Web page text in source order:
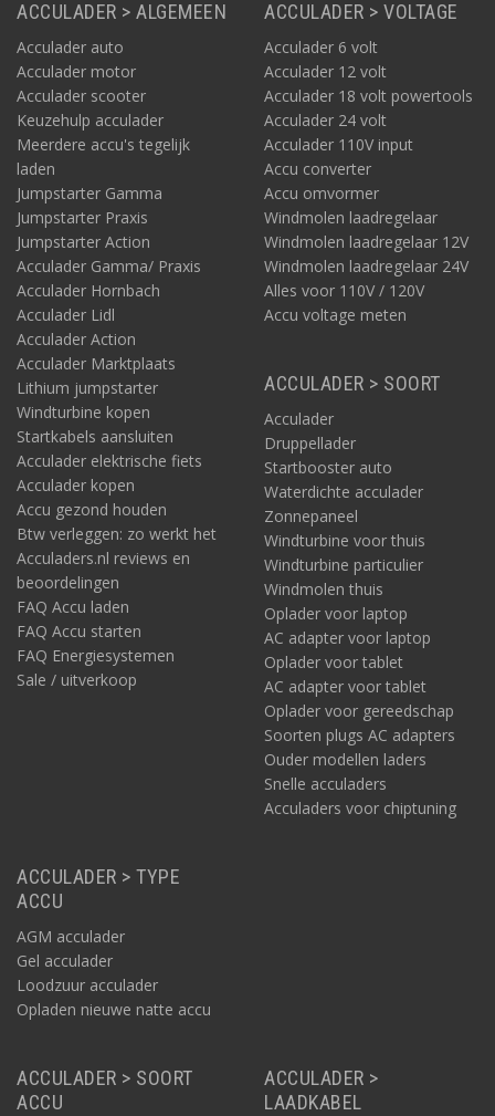
ACCULADER > ALGEMEEN
Acculader auto
Acculader motor
Acculader scooter
Keuzehulp acculader
Meerdere accu's tegelijk
laden
Jumpstarter Gamma
Jumpstarter Praxis
Jumpstarter Action
Acculader Gamma/ Praxis
Acculader Hornbach
Acculader Lidl
Acculader Action
Acculader Marktplaats
Lithium jumpstarter
Windturbine kopen
Startkabels aansluiten
Acculader elektrische fiets
Acculader kopen
Accu gezond houden
Btw verleggen: zo werkt het
Acculaders.nl reviews en
beoordelingen
FAQ Accu laden
FAQ Accu starten
FAQ Energiesystemen
Sale / uitverkoop
ACCULADER > VOLTAGE
Acculader 6 volt
Acculader 12 volt
Acculader 18 volt powertools
Acculader 24 volt
Acculader 110V input
Accu converter
Accu omvormer
Windmolen laadregelaar
Windmolen laadregelaar 12V
Windmolen laadregelaar 24V
Alles voor 110V / 120V
Accu voltage meten
ACCULADER > SOORT
Acculader
Druppellader
Startbooster auto
Waterdichte acculader
Zonnepaneel
Windturbine voor thuis
Windturbine particulier
Windmolen thuis
Oplader voor laptop
AC adapter voor laptop
Oplader voor tablet
AC adapter voor tablet
Oplader voor gereedschap
Soorten plugs AC adapters
Ouder modellen laders
Snelle acculaders
Acculaders voor chiptuning
ACCULADER > TYPE
ACCU
AGM acculader
Gel acculader
Loodzuur acculader
Opladen nieuwe natte accu
ACCULADER > SOORT
ACCU
ACCULADER >
LAADKABEL